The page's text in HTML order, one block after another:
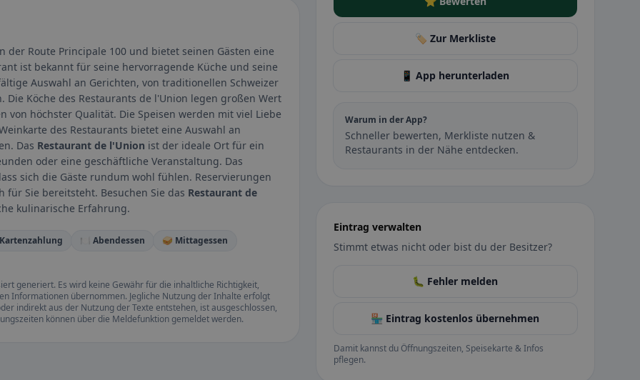
der Route Principale 100 und bietet seinen Gästen eine
ist bekannt für seine hervorragende Küche und seine
Auswahl an Gerichten, von traditionellen Schweizer
Köche des Restaurants de l'Union legen großen Wert
höchster Qualität. Die Speisen werden mit viel Liebe
des Restaurants bietet eine Auswahl an
Das Restaurant de l'Union ist der ideale Ort für ein
oder eine geschäftliche Veranstaltung. Das
sich die Gäste rundum wohl fühlen. Reservierungen
Sie bereitsteht. Besuchen Sie das Restaurant de
kulinarische Erfahrung.
🍽️ Abendessen
🥪 Mittagessen
generiert. Es wird keine Gewähr für die inhaltliche Richtigkeit,
Informationen übernommen. Jegliche Nutzung der Inhalte erfolgt
indirekt aus der Nutzung der Texte entstehen, ist ausgeschlossen,
können über die Meldefunktion gemeldet werden.
🏷️ Zur Merkliste
📱 App herunterladen
Warum in der App?
Schneller bewerten, Merkliste nutzen &
Restaurants in der Nähe entdecken.
Eintrag verwalten
Stimmt etwas nicht oder bist du der Besitzer?
🐛 Fehler melden
🏪 Eintrag kostenlos übernehmen
Damit kannst du Öffnungszeiten, Speisekarte & Infos
pflegen.